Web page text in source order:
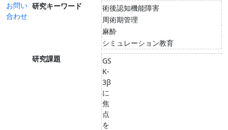
お問い
合わせ
研究キーワード
術後認知機能障害
周術期管理
麻酔
シミュレーション教育
研究課題
GS
K-
3β
に
焦
点
を